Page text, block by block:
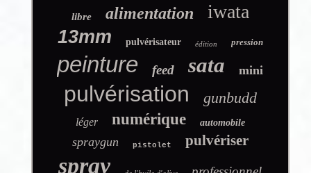
libre alimentation iwata
13mm pulvérisateur édition pression
peinture feed sata mini
pulvérisation gunbudd
léger numérique automobile
spraygun pistolet pulvériser
spray